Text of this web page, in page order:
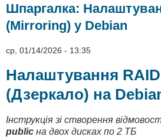
RAID1:
Повний
посібник
виживання
Шпаргалка:
(Mirroring) у Debian
ср, 01/14/2026 - 13:35
Налаштування
(Дзеркало) на
Інструкція зі створення
public на двох дисках по 2 ТБ